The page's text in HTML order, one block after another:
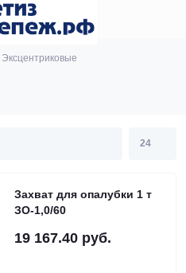
Эксцентриковые
Захват для опалубки 1 т
ЗО-1,0/60
19 167.40 руб.